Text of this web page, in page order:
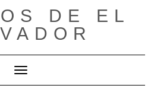
DE EL
Cambiar modo de navegación